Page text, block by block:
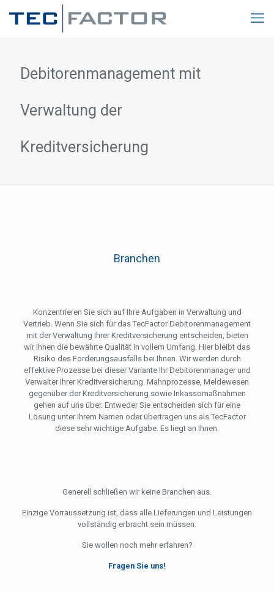
Debitorenmanagement mit
Verwaltung der
Kreditversicherung
Branchen
Konzentrieren Sie sich auf Ihre Aufgaben in Verwaltung und
Vertrieb. Wenn Sie sich für das TecFactor Debitorenmanagement
mit der Verwaltung Ihrer Kreditversicherung entscheiden, bieten
wir Ihnen die bewährte Qualität in vollem Umfang. Hier bleibt das
Risiko des Forderungsausfalls bei Ihnen. Wir werden durch
effektive Prozesse bei dieser Variante Ihr Debitorenmanager und
Verwalter Ihrer Kreditversicherung. Mahnprozesse, Meldewesen
gegenüber der Kreditversicherung sowie Inkassomaßnahmen
gehen auf uns über. Entweder Sie entscheiden sich für eine
Lösung unter Ihrem Namen oder übertragen uns als TecFactor
diese sehr wichtige Aufgabe. Es liegt an Ihnen.
Generell schließen wir keine Branchen aus.
Einzige Vorraussetzung ist, dass alle Lieferungen und Leistungen
vollständig erbracht sein müssen.
Sie wollen noch mehr erfahren?
Fragen Sie uns!